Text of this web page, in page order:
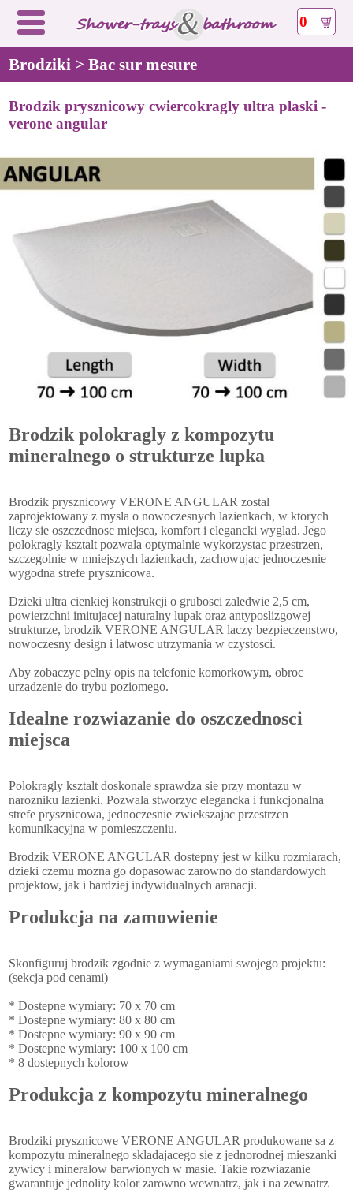
0
Brodziki > Bac sur mesure
Brodzik prysznicowy cwiercokragly ultra plaski -
verone angular
Brodzik polokragly z kompozytu
mineralnego o strukturze lupka
Brodzik prysznicowy VERONE ANGULAR zostal
zaprojektowany z mysla o nowoczesnych lazienkach, w ktorych
liczy sie oszczednosc miejsca, komfort i elegancki wyglad. Jego
polokragly ksztalt pozwala optymalnie wykorzystac przestrzen,
szczegolnie w mniejszych lazienkach, zachowujac jednoczesnie
wygodna strefe prysznicowa.
Dzieki ultra cienkiej konstrukcji o grubosci zaledwie 2,5 cm,
powierzchni imitujacej naturalny lupak oraz antyposlizgowej
strukturze, brodzik VERONE ANGULAR laczy bezpieczenstwo,
nowoczesny design i latwosc utrzymania w czystosci.
Aby zobaczyc pelny opis na telefonie komorkowym, obroc
urzadzenie do trybu poziomego.
Idealne rozwiazanie do oszczednosci
miejsca
Polokragly ksztalt doskonale sprawdza sie przy montazu w
narozniku lazienki. Pozwala stworzyc elegancka i funkcjonalna
strefe prysznicowa, jednoczesnie zwiekszajac przestrzen
komunikacyjna w pomieszczeniu.
Brodzik VERONE ANGULAR dostepny jest w kilku rozmiarach,
dzieki czemu mozna go dopasowac zarowno do standardowych
projektow, jak i bardziej indywidualnych aranacji.
Produkcja na zamowienie
Skonfiguruj brodzik zgodnie z wymaganiami swojego projektu:
(sekcja pod cenami)
* Dostepne wymiary: 70 x 70 cm
* Dostepne wymiary: 80 x 80 cm
* Dostepne wymiary: 90 x 90 cm
* Dostepne wymiary: 100 x 100 cm
* 8 dostepnych kolorow
Produkcja z kompozytu mineralnego
Brodziki prysznicowe VERONE ANGULAR produkowane sa z
kompozytu mineralnego skladajacego sie z jednorodnej mieszanki
zywicy i mineralow barwionych w masie. Takie rozwiazanie
gwarantuje jednolity kolor zarowno wewnatrz, jak i na zewnatrz